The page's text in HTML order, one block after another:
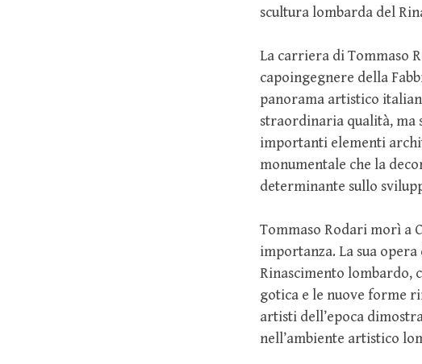
scultura lombarda del
La carriera di Tommaso
capoingegnere della
panorama artistico
straordinaria qualità, ma
importanti elementi
monumentale che la
determinante sullo
Tommaso Rodari morì a
importanza. La sua
Rinascimento lombardo,
gotica e le nuove forme
artisti dell’epoca
nell’ambiente artistico